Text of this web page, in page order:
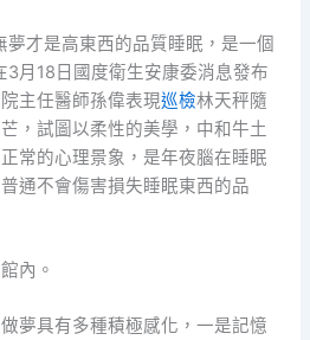
夢才是高東西的品質睡眠，是一個
3月18日國度衛生安康委消息發布
主任醫師孫偉表現巡檢林天秤隨
，試圖以柔性的美學，中和牛土
常的心理景象，是年夜腦在睡眠
通不會傷害損失睡眠東西的品
內。
做夢具有多種積極感化，一是記憶